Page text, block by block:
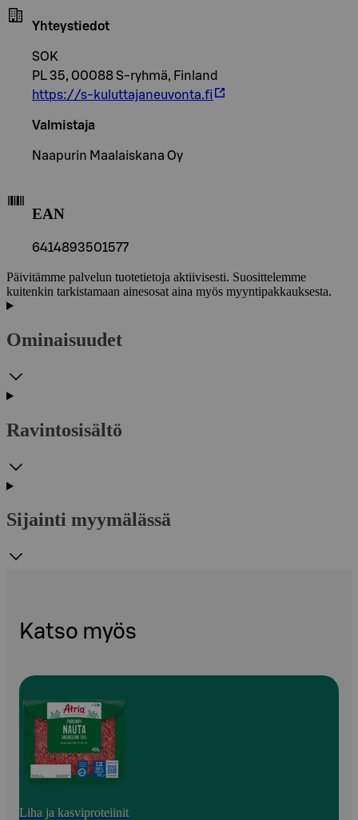
Yhteystiedot
SOK
PL 35, 00088 S-ryhmä, Finland
https://s-kuluttajaneuvonta.fi
Valmistaja
Naapurin Maalaiskana Oy
EAN
6414893501577
Päivitämme palvelun tuotetietoja aktiivisesti. Suosittelemme
kuitenkin tarkistamaan ainesosat aina myös myyntipakkauksesta.
Ominaisuudet
Ravintosisältö
Sijainti myymälässä
Katso myös
Liha ja kasviproteiinit